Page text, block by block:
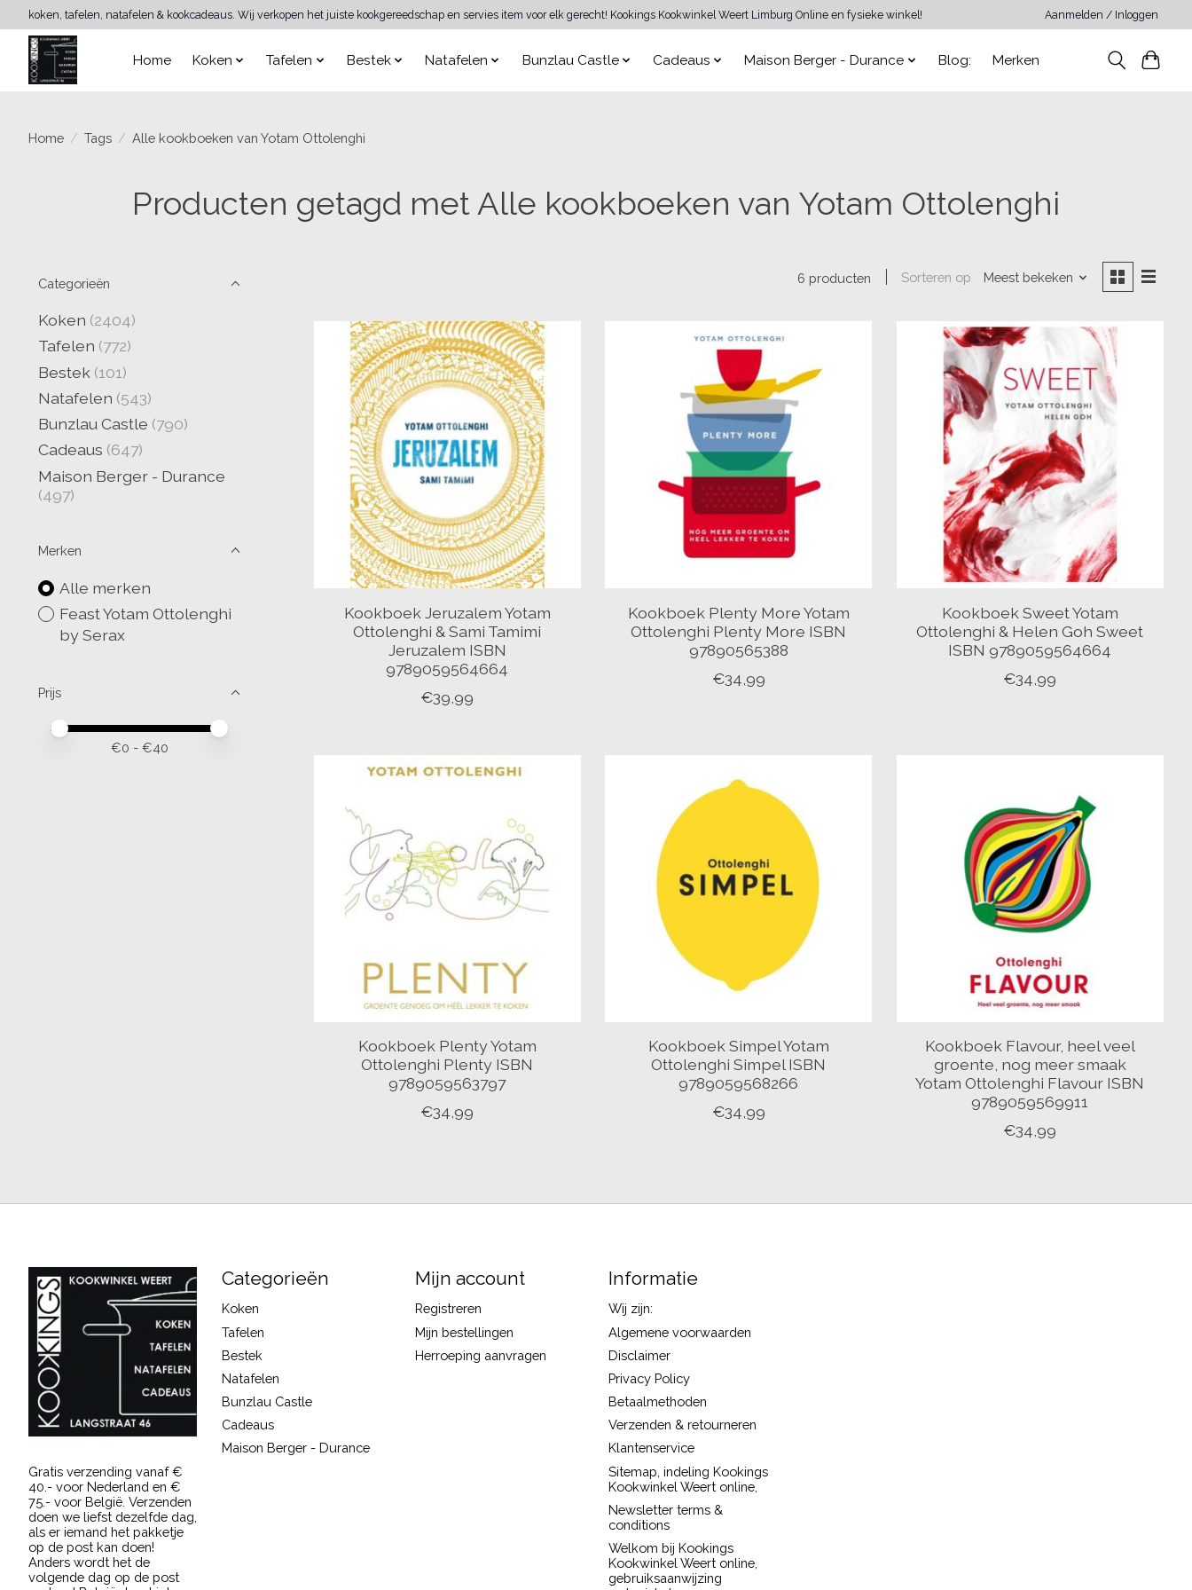
koken, tafelen, natafelen & kookcadeaus. Wij verkopen het juiste kookgereedschap en servies item voor elk gerecht! Kookings Kookwinkel Weert Limburg Online en fysieke winkel! Aanmelden / Inloggen
Home Koken Tafelen Bestek Natafelen Bunzlau Castle Cadeaus Maison Berger - Durance Blog: Merken
Home / Tags / Alle kookboeken van Yotam Ottolenghi
Producten getagd met Alle kookboeken van Yotam Ottolenghi
Categorieën
Koken (2404)
Tafelen (772)
Bestek (101)
Natafelen (543)
Bunzlau Castle (790)
Cadeaus (647)
Maison Berger - Durance
(497)
Merken
Alle merken
Feast Yotam Ottolenghi
by Serax
Prijs
Minimale prijswaarde
Price maximum value
€0 - €40
6 producten Sorteren op Meest bekeken
Kookboek Jeruzalem Yotam
Ottolenghi & Sami Tamimi
Jeruzalem ISBN
9789059564664
€39,99
Kookboek Plenty More Yotam
Ottolenghi Plenty More ISBN
97890565388
€34,99
Kookboek Sweet Yotam
Ottolenghi & Helen Goh Sweet
ISBN 9789059564664
€34,99
Kookboek Plenty Yotam
Ottolenghi Plenty ISBN
9789059563797
€34,99
Kookboek Simpel Yotam
Ottolenghi Simpel ISBN
9789059568266
€34,99
Kookboek Flavour, heel veel
groente, nog meer smaak
Yotam Ottolenghi Flavour ISBN
9789059569911
€34,99
Gratis verzending vanaf €
40.- voor Nederland en €
75.- voor België. Verzenden
doen we liefst dezelfde dag,
als er iemand het pakketje
op de post kan doen!
Anders wordt het de
volgende dag op de post
Categorieën
Koken
Tafelen
Bestek
Natafelen
Bunzlau Castle
Cadeaus
Maison Berger - Durance
Mijn account
Registreren
Mijn bestellingen
Herroeping aanvragen
Informatie
Wij zijn:
Algemene voorwaarden
Disclaimer
Privacy Policy
Betaalmethoden
Verzenden & retourneren
Klantenservice
Sitemap, indeling Kookings
Kookwinkel Weert online,
Newsletter terms &
conditions
Welkom bij Kookings
Kookwinkel Weert online,
gebruiksaanwijzing